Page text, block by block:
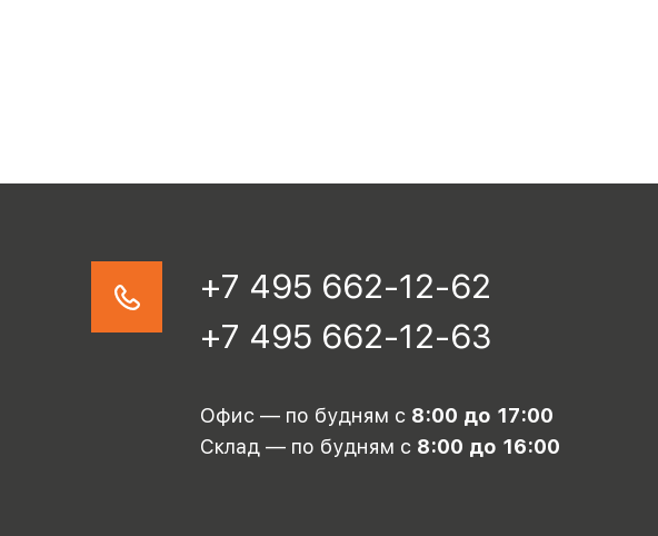
+7 495 662-12-62
+7 495 662-12-63
Офис — по будням с 8:00 до 17:00
Склад — по будням с 8:00 до 16:00